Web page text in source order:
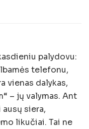
palydovu:
telefonu,
vienas dalykas,
– jų valymas. Ant
siera,
likučiai. Tai ne